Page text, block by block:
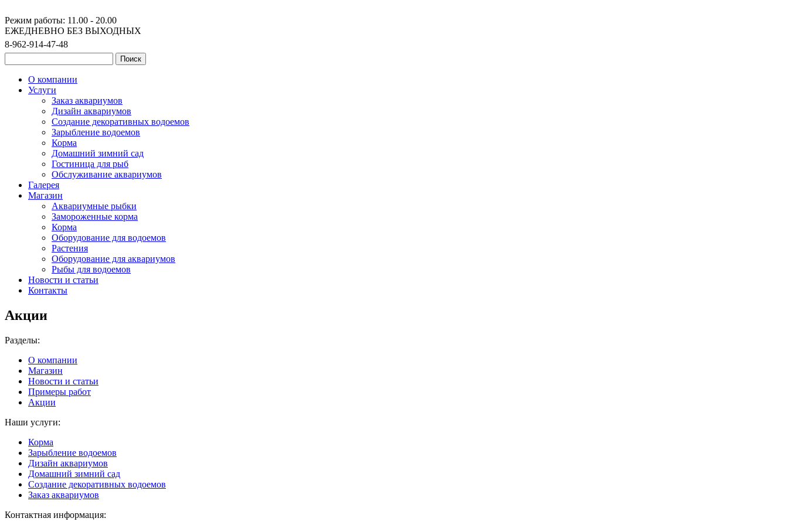
Режим работы: 11.00 - 20.00
ЕЖЕДНЕВНО БЕЗ ВЫХОДНЫХ
8-962-914-47-48
О компании
Услуги
Заказ аквариумов
Дизайн аквариумов
Создание декоративных водоемов
Зарыбление водоемов
Корма
Домашний зимний сад
Гостиница для рыб
Обслуживание аквариумов
Галерея
Магазин
Аквариумные рыбки
Замороженные корма
Корма
Оборудование для водоемов
Растения
Оборудование для аквариумов
Рыбы для водоемов
Новости и статьи
Контакты
Акции
Разделы:
О компании
Магазин
Новости и статьи
Примеры работ
Акции
Наши услуги:
Корма
Зарыбление водоемов
Дизайн аквариумов
Домашний зимний сад
Создание декоративных водоемов
Заказ аквариумов
Контактная информация: